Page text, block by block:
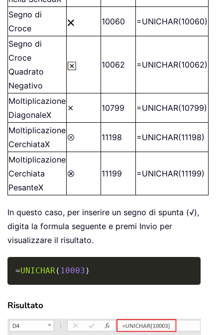
Segno di
Croce
10060 =UNICHAR(10060)
Segno di
Croce
Quadrato
Negativo
10062 =UNICHAR(10062)
Moltiplicazione
DiagonaleX
⨯ 10799 =UNICHAR(10799)
Moltiplicazione
CerchiataX
⮾ 11198 =UNICHAR(11198)
Moltiplicazione
Cerchiata
PesanteX
⮿ 11199 =UNICHAR(11199)
In questo caso, per inserire un segno di spunta (√),
digita la formula seguente e premi Invio per
visualizzare il risultato.
=UNICHAR( 10003 )
Risultato